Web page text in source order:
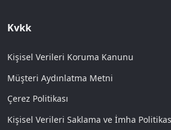
Kvkk
Kişisel Verileri Koruma Kanunu
Müşteri Aydınlatma Metni
Çerez Politikası
Kişisel Verileri Saklama ve İmha